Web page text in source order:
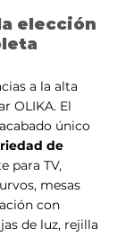
elección
a la alta
OLIKA. El
único
de
para TV,
mesas
con
de luz, rejilla